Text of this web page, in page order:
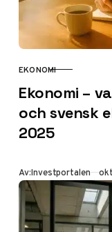
KATEGORI
EKONOMI
Ekonomi –
och svensk
2025
Av:Investportalen